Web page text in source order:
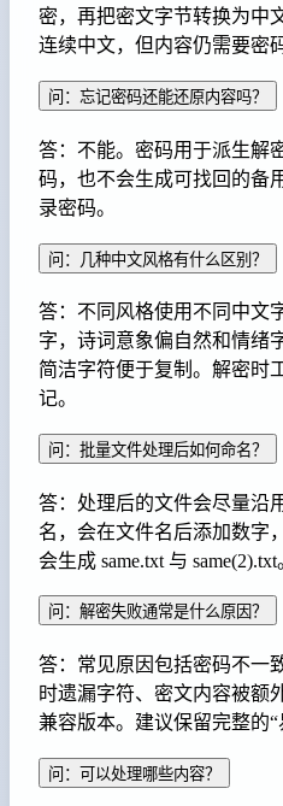
密，再把密文字节转换为中
连续中文，但内容仍需要密
问：忘记密码还能还原内容吗？
答：不能。密码用于派生解
码，也不会生成可找回的备
录密码。
问：几种中文风格有什么区别？
答：不同风格使用不同中文
字，诗词意象偏自然和情绪
简洁字符便于复制。解密时
记。
问：批量文件处理后如何命名？
答：处理后的文件会尽量沿
名，会在文件名后添加数字
会生成 same.txt 与 same(2).txt
问：解密失败通常是什么原因？
答：常见原因包括密码不一
时遗漏字符、密文内容被额
兼容版本。建议保留完整的“
问：可以处理哪些内容？